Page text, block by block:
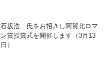
石坂浩二氏をお招きし阿賀北ロマ
ン賞授賞式を開催します（3月13
日）